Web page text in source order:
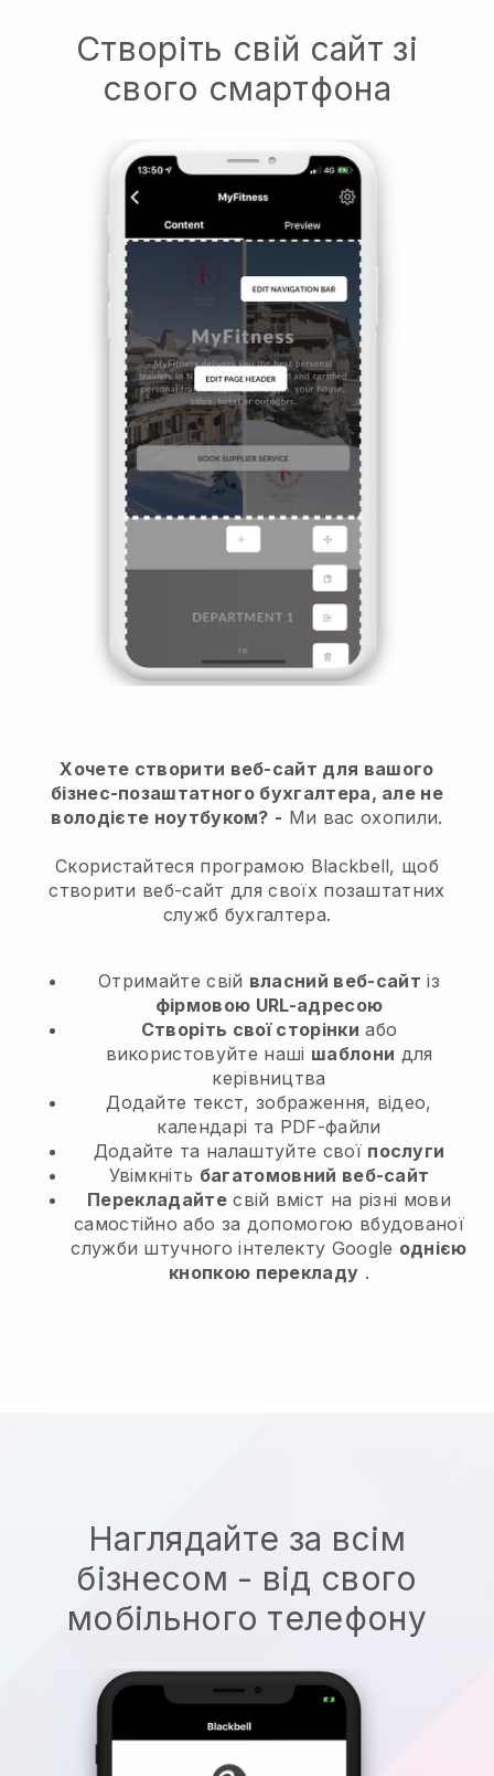
Створіть свій сайт зі
свого смартфона
Хочете створити веб-сайт для вашого
бізнес-позаштатного бухгалтера, але не
володієте ноутбуком? - Ми вас охопили.
Скористайтеся програмою Blackbell, щоб
створити веб-сайт для своїх позаштатних
служб бухгалтера.
Отримайте свій власний веб-сайт із
фірмовою URL-адресою
Створіть свої сторінки або
використовуйте наші шаблони для
керівництва
Додайте текст, зображення, відео,
календарі та PDF-файли
Додайте та налаштуйте свої послуги
Увімкніть багатомовний веб-сайт
Перекладайтесвій вміст на різні мови
самостійно або за допомогою вбудованої
служби штучного інтелекту Google однією
кнопкою перекладу .
Наглядайте за всім
бізнесом - від свого
мобільного телефону